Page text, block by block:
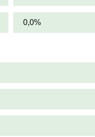
0,0%